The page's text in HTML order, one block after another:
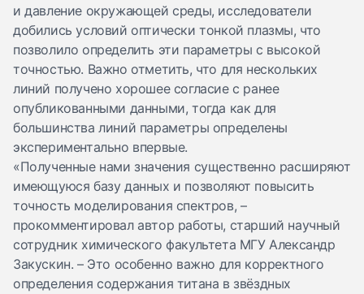
и давление окружающей среды, исследователи
добились условий оптически тонкой плазмы, что
позволило определить эти параметры с высокой
точностью. Важно отметить, что для нескольких
линий получено хорошее согласие с ранее
опубликованными данными, тогда как для
большинства линий параметры определены
экспериментально впервые.
«Полученные нами значения существенно расширяют
имеющуюся базу данных и позволяют повысить
точность моделирования спектров, –
прокомментировал автор работы, старший научный
сотрудник химического факультета МГУАлександр
Закускин. – Это особенно важно для корректного
определения содержания титана в звёздных